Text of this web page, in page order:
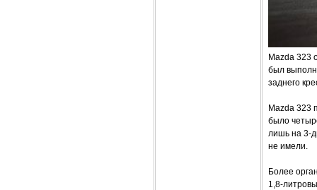
Mazda 323
был
заднего
Mazda 323
было
лишь на 3-
не имели.
Более
1,8-